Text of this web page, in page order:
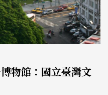
物館：國立臺灣文